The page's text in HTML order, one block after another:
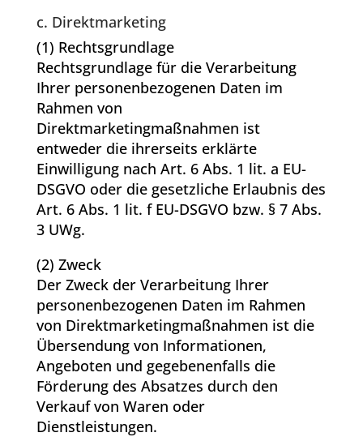
c. Direktmarketing
(1) Rechtsgrundlage
Rechtsgrundlage für die Verarbeitung
Ihrer personenbezogenen Daten im
Rahmen von
Direktmarketingmaßnahmen ist
entweder die ihrerseits erklärte
Einwilligung nach Art. 6 Abs. 1 lit. a EU-
DSGVO oder die gesetzliche Erlaubnis des
Art. 6 Abs. 1 lit. f EU-DSGVO bzw. § 7 Abs.
3 UWg.
(2) Zweck
Der Zweck der Verarbeitung Ihrer
personenbezogenen Daten im Rahmen
von Direktmarketingmaßnahmen ist die
Übersendung von Informationen,
Angeboten und gegebenenfalls die
Förderung des Absatzes durch den
Verkauf von Waren oder
Dienstleistungen.